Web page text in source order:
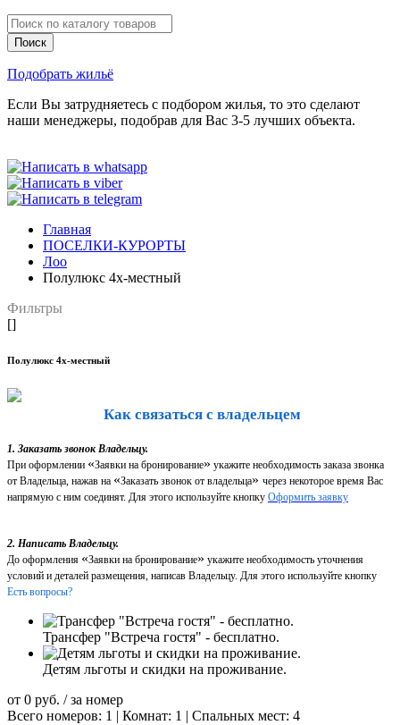
Подобрать жильё
Если Вы затрудняетесь с подбором жилья, то это сделают
наши менеджеры, подобрав для Вас 3-5 лучших объекта.
Главная
ПОСЕЛКИ-КУРОРТЫ
Лоо
Полулюкс 4х-местный
Фильтры
[]
Полулюкс 4х-местный
Как связаться с владельцем
1. Заказать звонок Владельцу.
При оформлении «Заявки на бронирование» укажите необходимость заказа звонка
от Владельца, нажав на «Заказать звонок от владельца» через некоторое время Вас
напрямую с ним соединят. Для этого используйте кнопку Оформить заявку
2. Написать Владельцу.
До оформления «Заявки на бронирование» укажите необходимость уточнения
условий и деталей размещения, написав Владельцу. Для этого используйте кнопку
Есть вопросы?
Трансфер "Встреча гостя" - бесплатно.
Детям льготы и скидки на проживание.
от 0 руб. / за номер
Всего номеров: 1 | Комнат: 1 | Спальных мест: 4